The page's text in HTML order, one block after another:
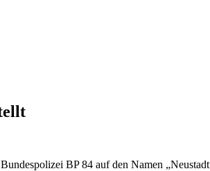
BP 84 auf den Namen